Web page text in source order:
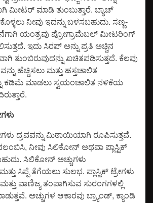
ಮೀಟರ್ ಮಾಡಿ ತುಂಬುತ್ತಾರೆ. ಬ್ಯಾಚ್
ನೀವು ಇದನ್ನು ಬಳಸಬಹುದು. ಸಣ್ಣ-
ಯಂತ್ರವು ಪ್ರೋಗ್ರಾಮೆಬಲ್ ಮೀಟರಿಂಗ್
ಇದು ಸಿರಪ್ ಅನ್ನು ಪ್ರತಿ ಅಚ್ಚಿನ
ತುಂಬಿರುವುದನ್ನು ಖಚಿತಪಡಿಸುತ್ತದೆ. ಕೆಲವು
ಹೆಚ್ಚಿಸಲು ಮತ್ತು ಹಸ್ತಚಾಲಿತ
ಕಡಿಮೆ ಮಾಡಲು ಸ್ವಯಂಚಾಲಿತ ನಳಿಕೆಯ
ದ್ರವವನ್ನು ಮಿಠಾಯಿಯಾಗಿ ರೂಪಿಸುತ್ತವೆ.
ನೀವು ಸಿಲಿಕೋನ್ ಅಥವಾ ಪ್ಲಾಸ್ಟಿಕ್
ಸಿಲಿಕೋನ್ ಅಚ್ಚುಗಳು
ಸಿಪ್ಪೆ ತೆಗೆಯಲು ಸುಲಭ. ಪ್ಲಾಸ್ಟಿಕ್ ಟ್ರೇಗಳು
ಮತ್ತು ವಾಣಿಜ್ಯ ತಂಪಾಗಿಸುವ ಸುರಂಗಗಳಲ್ಲಿ
ಅಚ್ಚುಗಳ ಆಕಾರವು ಬ್ರ್ಯಾಂಡ್, ಕ್ಯಾಂಡಿ